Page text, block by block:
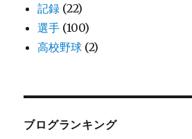
記録 (22)
選手 (100)
高校野球 (2)
ブログランキング